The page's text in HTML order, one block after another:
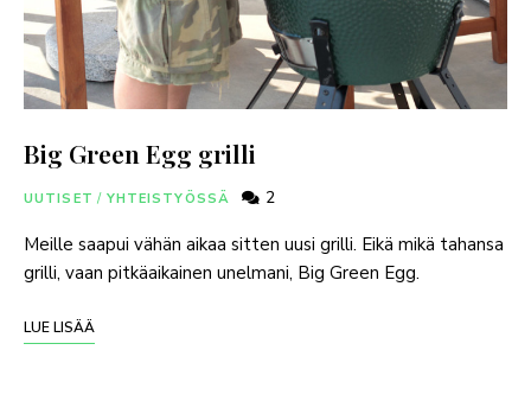
Big Green Egg grilli
UUTISET / YHTEISTYÖSSÄ 2
Meille saapui vähän aikaa sitten uusi grilli. Eikä mikä tahansa
grilli, vaan pitkäaikainen unelmani, Big Green Egg.
LUE LISÄÄ